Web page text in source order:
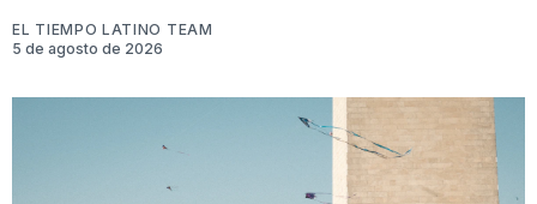
EL TIEMPO LATINO TEAM
5 de agosto de 2026